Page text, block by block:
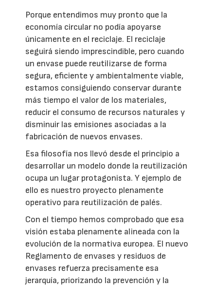
Porque entendimos muy pronto que la
economía circular no podía apoyarse
únicamente en el reciclaje. El reciclaje
seguirá siendo imprescindible, pero cuando
un envase puede reutilizarse de forma
segura, eficiente y ambientalmente viable,
estamos consiguiendo conservar durante
más tiempo el valor de los materiales,
reducir el consumo de recursos naturales y
disminuir las emisiones asociadas a la
fabricación de nuevos envases.
Esa filosofía nos llevó desde el principio a
desarrollar un modelo donde la reutilización
ocupa un lugar protagonista. Y ejemplo de
ello es nuestro proyecto plenamente
operativo para reutilización de palés.
Con el tiempo hemos comprobado que esa
visión estaba plenamente alineada con la
evolución de la normativa europea. El nuevo
Reglamento de envases y residuos de
envases refuerza precisamente esa
jerarquía, priorizando la prevención y la